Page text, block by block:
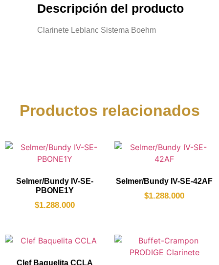
Descripción del producto
Clarinete Leblanc Sistema Boehm
Productos relacionados
Selmer/Bundy IV-SE-
PBONE1Y
$1.288.000
Selmer/Bundy IV-SE-42AF
$1.288.000
Clef Baquelita CCLA